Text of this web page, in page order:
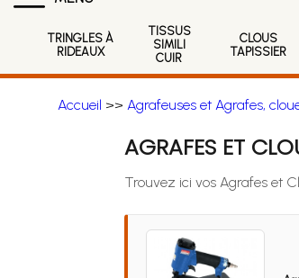
TRINGLES À
RIDEAUX
TISSUS
SIMILI
CUIR
CLOUS
TAPISSIER
Accueil >> Agrafeuses et Agrafes,
AGRAFES ET
Trouvez ici vos Agrafes et